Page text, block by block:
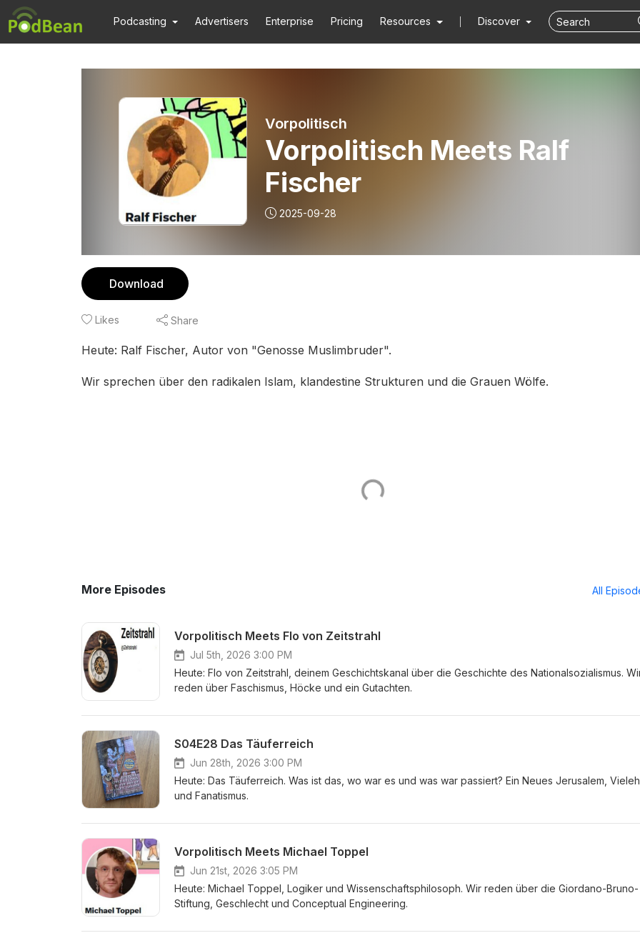
Podcasting Advertisers Enterprise Pricing Resources Discover
Vorpolitisch
Vorpolitisch Meets Ralf
Fischer
2025-09-28
Download
Likes Share
Heute: Ralf Fischer, Autor von "Genosse Muslimbruder".
Wir sprechen über den radikalen Islam, klandestine Strukturen und die Grauen Wölfe.
More Episodes All
Vorpolitisch Meets Flo von Zeitstrahl
Jul 5th, 2026 3:00 PM
Heute: Flo von Zeitstrahl, deinem Geschichtskanal über die Geschichte des Nationalsozialismus.
reden über Faschismus, Höcke und ein Gutachten.
S04E28 Das Täuferreich
Jun 28th, 2026 3:00 PM
Heute: Das Täuferreich. Was ist das, wo war es und was war passiert? Ein Neues Jerusalem,
und Fanatismus.
Vorpolitisch Meets Michael Toppel
Jun 21st, 2026 3:05 PM
Heute: Michael Toppel, Logiker und Wissenschaftsphilosoph. Wir reden über die Giordano-Bruno-
Stiftung, Geschlecht und Conceptual Engineering.